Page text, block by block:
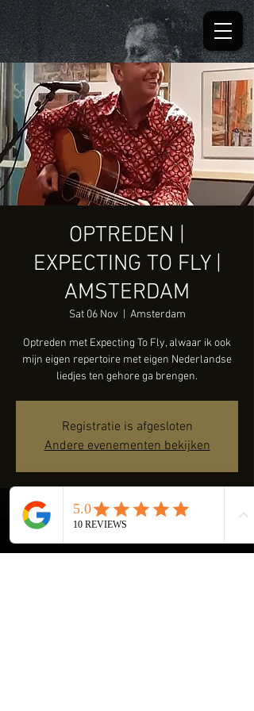
OPTREDEN |
EXPECTING TO FLY |
AMSTERDAM
Sat 06 Nov Amsterdam
Optreden met Expecting To Fly, alwaar ik ook
mijn eigen repertoire met eigen Nederlandse
liedjes ten gehore ga brengen.
Registratie is afgesloten
Andere evenementen bekijken
Time & Location
06 Nov 2021, 19:00
Amsterdam, Groenhoven, 1103 SC Amsterdam,